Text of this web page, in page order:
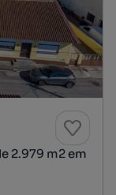
2.979 m2 em